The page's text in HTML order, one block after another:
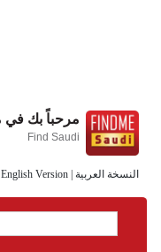
النسخة العربية English Version
مرحباً بك في
Find Saudi